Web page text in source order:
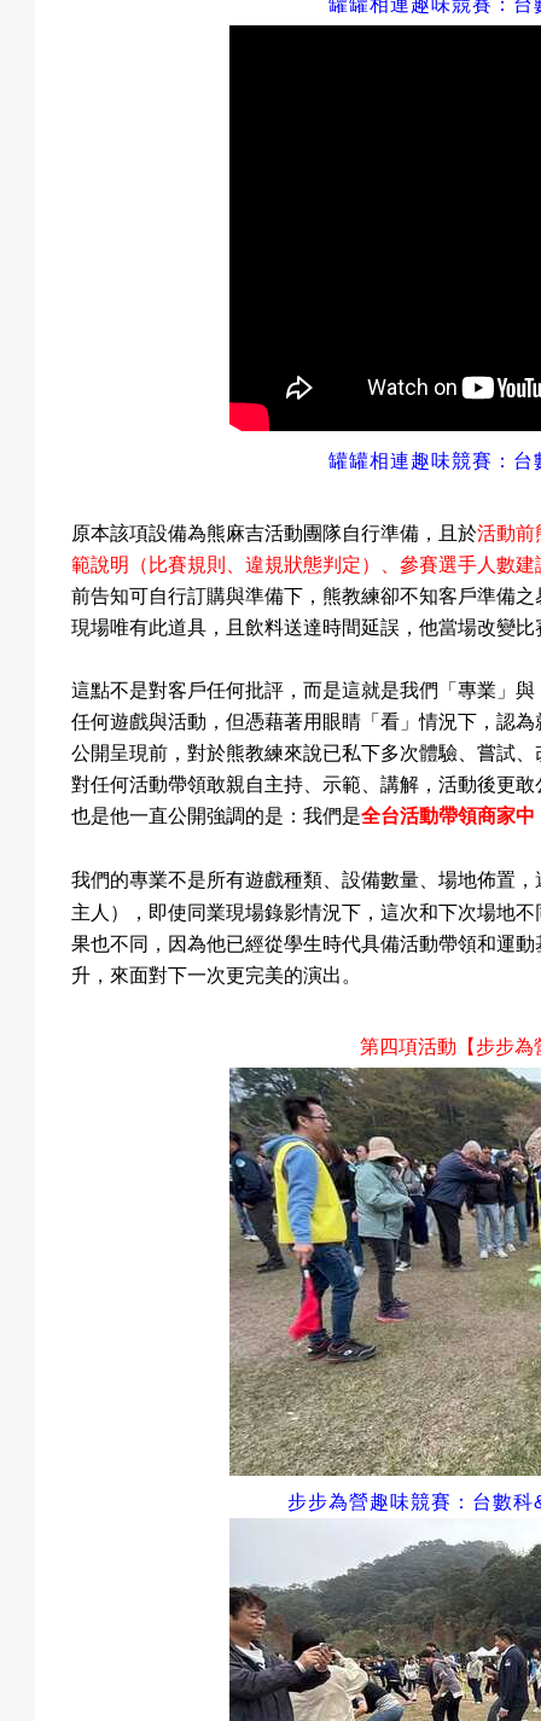
罐罐相連趣味競賽 ： 台
罐罐相連趣味競賽：台
原本該項設備為熊麻吉活動團隊自行準備，且於活動前
範說明（比賽規則、違規狀態判定）、參賽選手人數
前告知可自行訂購與準備下，熊教練卻不知客戶準備
現場唯有此道具，且飲料送達時間延誤，他當場改變
這點不是對客戶任何批評，而是這就是我們「專業」
任何遊戲與活動，但憑藉著用眼睛「看」情況下，認
公開呈現前，對於熊教練來說已私下多次體驗、嘗試
對任何活動帶領敢親自主持、示範、講解，活動後更
也是他一直公開強調的是：我們是全台活動帶領商家
我們的專業不是所有遊戲種類、設備數量、場地佈置
主人）
，即使同業現場錄影情況下，這次和下次場地
果也不同，因為他已經從學生時代具備活動帶領和運
升，來面對下一次更完美的演出。
第四項活動【步步為
步步為營趣味競賽：台數科